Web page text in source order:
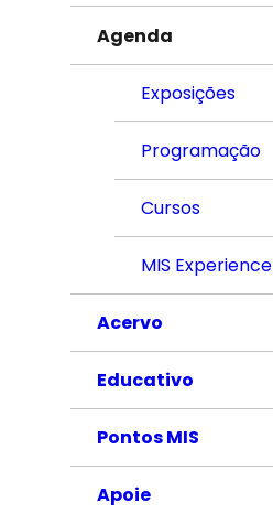
Agenda
Exposições
Programação
Cursos
MIS Experience
Acervo
Educativo
Pontos MIS
Apoie